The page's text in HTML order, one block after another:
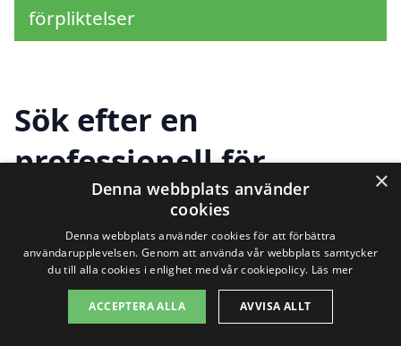
förpliktelser
Sök efter en
professionell för
köksrenovering i andra
städer nära Alunda
Att renovera köket kan vara en stor
×
Denna webbplats använder
cookies
Denna webbplats använder cookies för att förbättra
användarupplevelsen. Genom att använda vår webbplats samtycker
du till alla cookies i enlighet med vår cookiepolicy. Läs mer
ACCEPTERA ALLA AVVISA ALLT